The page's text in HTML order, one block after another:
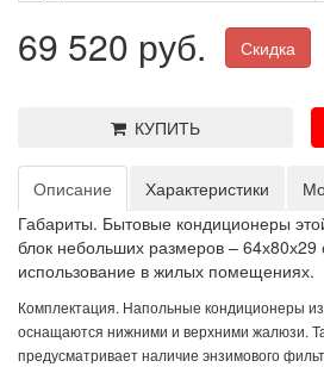
69 520 руб. Скидка
КУПИТЬ
Описание Характеристики
Габариты. Бытовые кондиционеры
блок небольших размеров –
использование в жилых помещениях.
Комплектация. Напольные кондиционеры
оснащаются нижними и верхними жалюзи.
предусматривает наличие энзимового